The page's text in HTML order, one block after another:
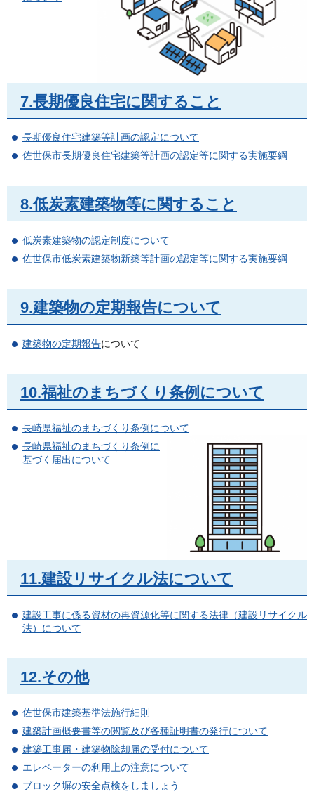
7.長期優良住宅に関すること
長期優良住宅建築等計画の認定について
佐世保市長期優良住宅建築等計画の認定等に関する実施要綱
8.低炭素建築物等に関すること
低炭素建築物の認定制度について
佐世保市低炭素建築物新築等計画の認定等に関する実施要綱
9.建築物の定期報告について
建築物の定期報告について
10.福祉のまちづくり条例について
長崎県福祉のまちづくり条例について
長崎県福祉のまちづくり条例に
基づく届出について
11.建設リサイクル法について
建設工事に係る資材の再資源化等に関する法律（建設リサイクル
法）について
12.その他
佐世保市建築基準法施行細則
建築計画概要書等の閲覧及び各種証明書の発行について
建築工事届・建築物除却届の受付について
エレベーターの利用上の注意について
ブロック塀の安全点検をしましょう